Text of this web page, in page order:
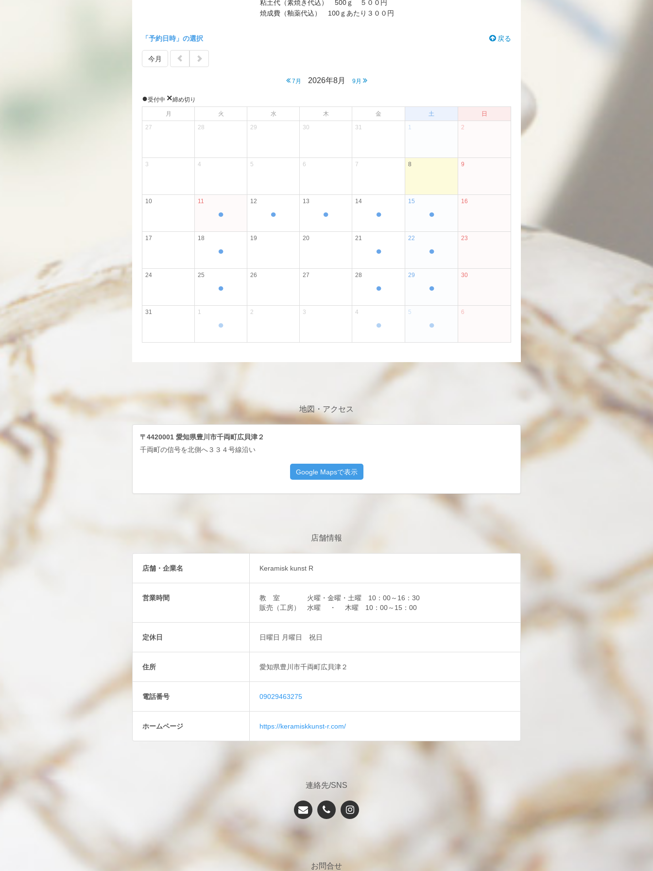
地図・アクセス
〒4420001 愛知県豊川市千両町広貝津２
千両町の信号を北側へ３３４号線沿い
店舗情報
店舗・企業名 Keramisk kunst R
営業時間
教 室 火曜・金曜・土曜 10：00～16：30
販売（工房） 水曜 ・ 木曜 10：00～15：00
定休日 日曜日 月曜日 祝日
住所 愛知県豊川市千両町広貝津２
電話番号 09029463275
ホームページ https://keramiskkunst-r.com/
連絡先/SNS
お問合せ